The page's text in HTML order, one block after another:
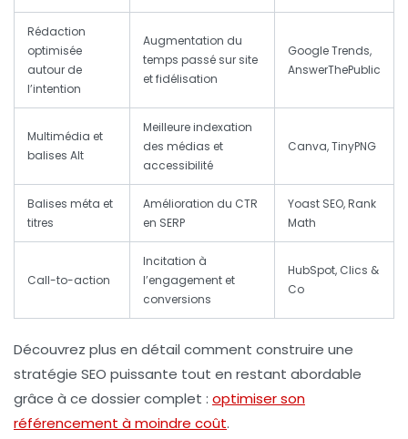
Rédaction
optimisée
autour de
l’intention
Augmentation du
temps passé sur site
et fidélisation
Google Trends,
AnswerThePublic
Multimédia et
balises Alt
Meilleure indexation
des médias et
accessibilité
Canva, TinyPNG
Balises méta et
titres
Amélioration du CTR
en SERP
Yoast SEO, Rank
Math
Call-to-action
Incitation à
l’engagement et
conversions
HubSpot, Clics &
Co
Découvrez plus en détail comment construire une
stratégie SEO puissante tout en restant abordable
grâce à ce dossier complet : optimiser son
référencement à moindre coût.